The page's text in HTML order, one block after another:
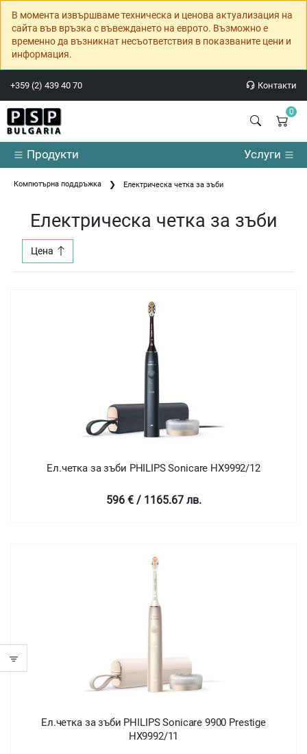
В момента извършваме техническа и ценова актуализация на
сайта във връзка с въвеждането на еврото. Възможно е
временно да възникнат несъответствия в показваните цени и
информация.
+359 (2) 439 40 70 Контакти
0
Продукти Услуги
Компютърна поддръжка Електрическа четка за зъби
Електрическа четка за зъби
Цена
Ел.четка за зъби PHILIPS Sonicare HX9992/12
596 € / 1165.67 лв.
Ел.четка за зъби PHILIPS Sonicare 9900 Prestige
HX9992/11